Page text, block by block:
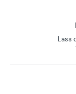
Lass